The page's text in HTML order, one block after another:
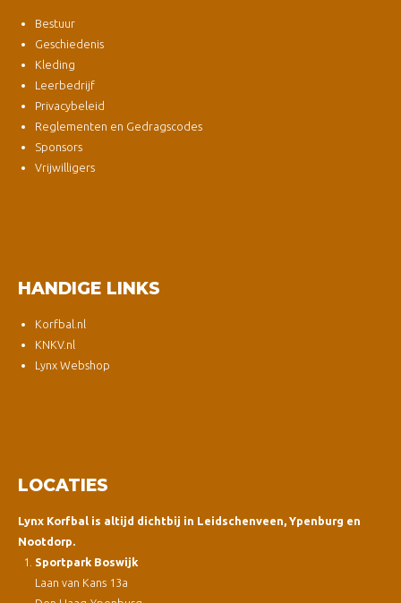
Bestuur
Geschiedenis
Kleding
Leerbedrijf
Privacybeleid
Reglementen en Gedragscodes
Sponsors
Vrijwilligers
HANDIGE LINKS
Korfbal.nl
KNKV.nl
Lynx Webshop
LOCATIES
Lynx Korfbal is altijd dichtbij in Leidschenveen, Ypenburg en
Nootdorp.
Sportpark Boswijk
Laan van Kans 13a